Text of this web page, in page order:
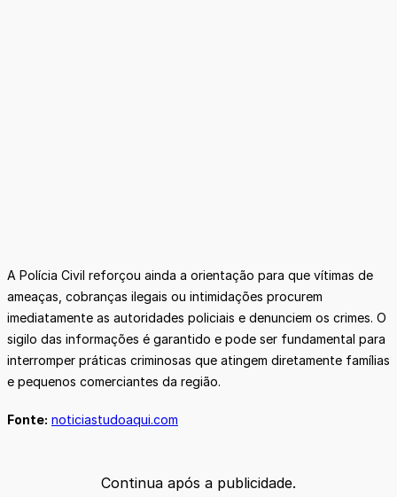
A Polícia Civil reforçou ainda a orientação para que vítimas de
ameaças, cobranças ilegais ou intimidações procurem
imediatamente as autoridades policiais e denunciem os crimes. O
sigilo das informações é garantido e pode ser fundamental para
interromper práticas criminosas que atingem diretamente famílias
e pequenos comerciantes da região.
Fonte: noticiastudoaqui.com
Continua após a publicidade.